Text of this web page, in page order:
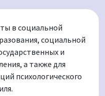
в социальной
социальной
и
а также для
психологического